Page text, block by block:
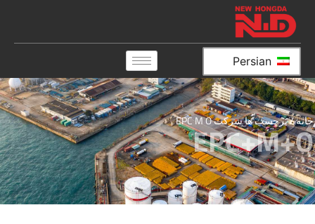
Persian
خانه/ برچسب ها شرکت EPC M O
EPC+M+O